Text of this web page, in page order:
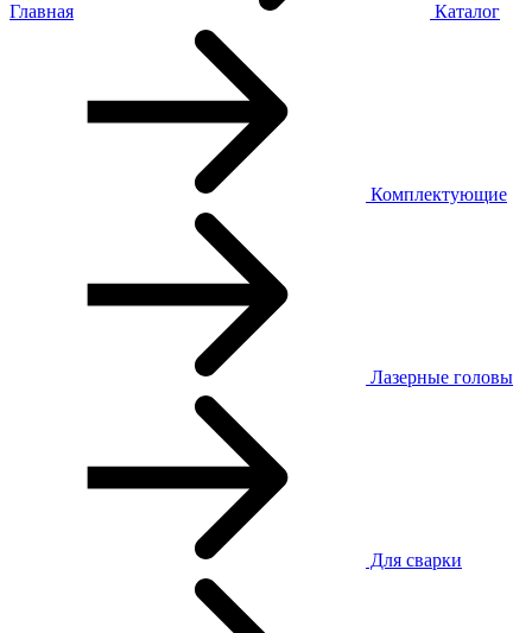
Главная Каталог
Комплектующие
Лазерные головы
Для сварки